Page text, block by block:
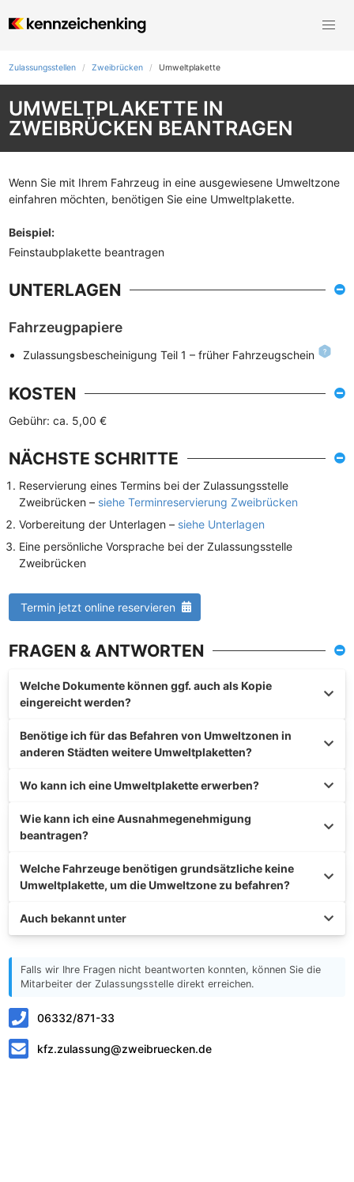
Zulassungsstellen Zweibrücken Umweltplakette
UMWELTPLAKETTE IN
ZWEIBRÜCKEN BEANTRAGEN
Wenn Sie mit Ihrem Fahrzeug in eine ausgewiesene Umweltzone
einfahren möchten, benötigen Sie eine Umweltplakette.
Beispiel:
Feinstaubplakette beantragen
UNTERLAGEN
Fahrzeugpapiere
Zulassungsbescheinigung Teil 1 – früher Fahrzeugschein
KOSTEN
Gebühr: ca. 5,00 €
NÄCHSTE SCHRITTE
Reservierung eines Termins bei der Zulassungsstelle
Zweibrücken – siehe Terminreservierung Zweibrücken
Vorbereitung der Unterlagen – siehe Unterlagen
Eine persönliche Vorsprache bei der Zulassungsstelle
Zweibrücken
Termin jetzt online reservieren
FRAGEN & ANTWORTEN
Welche Dokumente können ggf. auch als Kopie
eingereicht werden?
Benötige ich für das Befahren von Umweltzonen in
anderen Städten weitere Umweltplaketten?
Wo kann ich eine Umweltplakette erwerben?
Wie kann ich eine Ausnahmegenehmigung
beantragen?
Welche Fahrzeuge benötigen grundsätzliche keine
Umweltplakette, um die Umweltzone zu befahren?
Auch bekannt unter
Falls wir Ihre Fragen nicht beantworten konnten, können Sie die
Mitarbeiter der Zulassungsstelle direkt erreichen.
06332/871-33
kfz.zulassung@zweibruecken.de